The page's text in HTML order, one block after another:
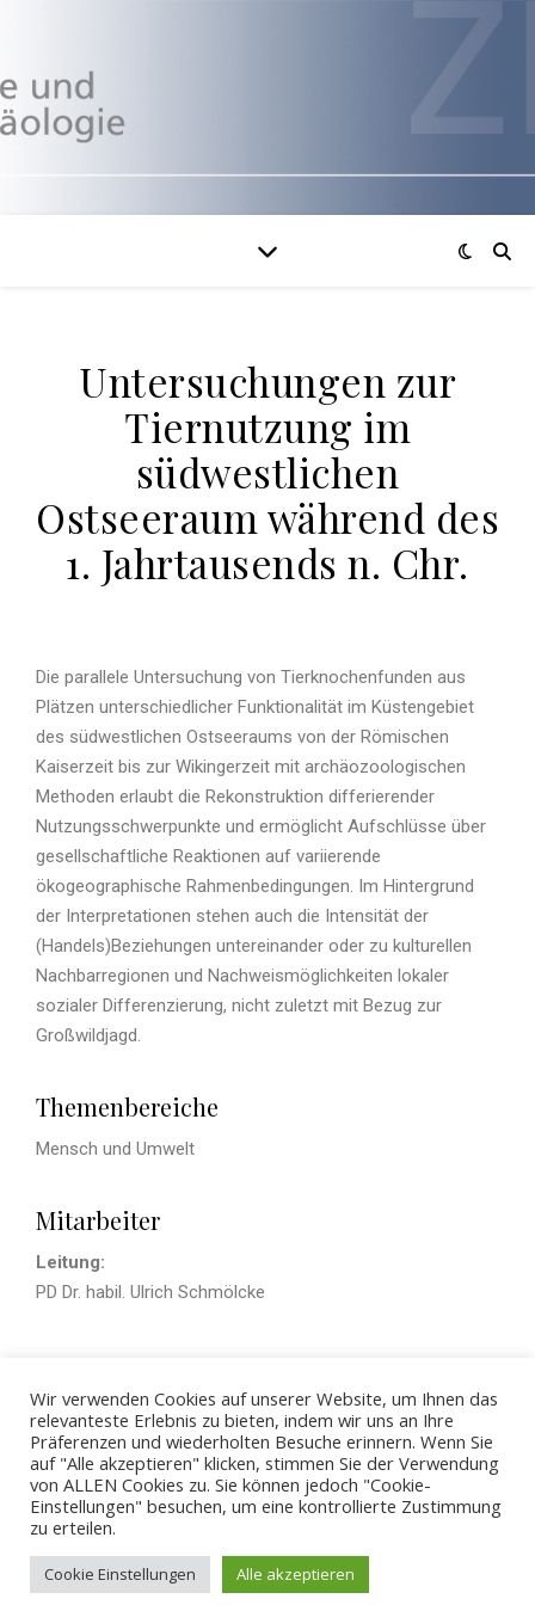
Untersuchungen zur
Tiernutzung im
südwestlichen
Ostseeraum während des
1. Jahrtausends n. Chr.
Die parallele Untersuchung von Tierknochenfunden aus
Plätzen unterschiedlicher Funktionalität im Küstengebiet
des südwestlichen Ostseeraums von der Römischen
Kaiserzeit bis zur Wikingerzeit mit archäozoologischen
Methoden erlaubt die Rekonstruktion differierender
Nutzungsschwerpunkte und ermöglicht Aufschlüsse über
gesellschaftliche Reaktionen auf variierende
ökogeographische Rahmenbedingungen. Im Hintergrund
der Interpretationen stehen auch die Intensität der
(Handels)Beziehungen untereinander oder zu kulturellen
Nachbarregionen und Nachweismöglichkeiten lokaler
sozialer Differenzierung, nicht zuletzt mit Bezug zur
Großwildjagd.
Themenbereiche
Mensch und Umwelt
Mitarbeiter
Leitung:
PD Dr. habil. Ulrich Schmölcke
Research Cluster Hedeby, Slesvig and beyond
© 2026 - ZBSA
Impressum
Datenschutzerklärung
Wir verwenden Cookies auf unserer Website, um Ihnen das
relevanteste Erlebnis zu bieten, indem wir uns an Ihre
Präferenzen und wiederholten Besuche erinnern. Wenn Sie
auf "Alle akzeptieren" klicken, stimmen Sie der Verwendung
von ALLEN Cookies zu. Sie können jedoch "Cookie-
Einstellungen" besuchen, um eine kontrollierte Zustimmung
zu erteilen.
Cookie Einstellungen Alle akzeptieren